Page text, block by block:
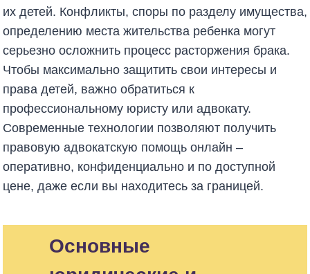
их детей. Конфликты, споры по разделу имущества,
определению места жительства ребенка могут
серьезно осложнить процесс расторжения брака.
Чтобы максимально защитить свои интересы и
права детей, важно обратиться к
профессиональному юристу или адвокату.
Современные технологии позволяют получить
правовую адвокатскую помощь онлайн –
оперативно, конфиденциально и по доступной
цене, даже если вы находитесь за границей.
Основные